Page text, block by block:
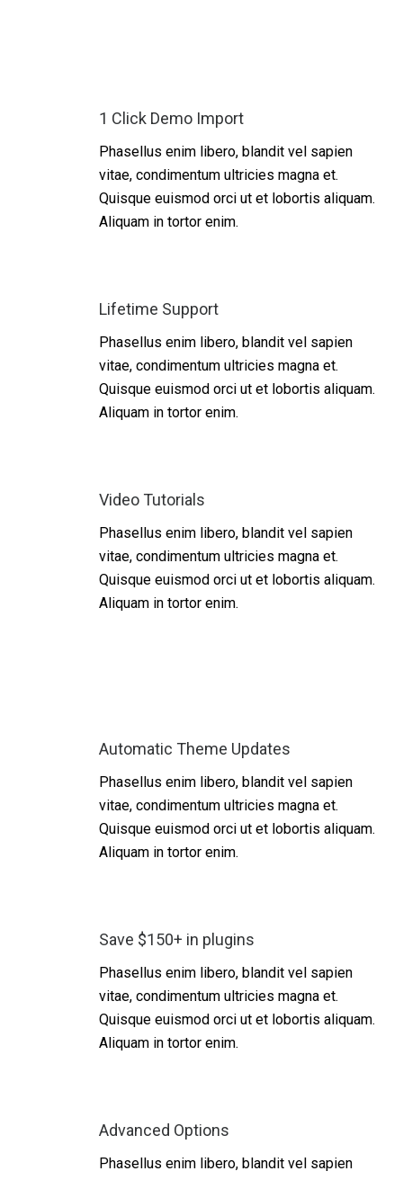
1 Click Demo Import
Phasellus enim libero, blandit vel sapien
vitae, condimentum ultricies magna et.
Quisque euismod orci ut et lobortis aliquam.
Aliquam in tortor enim.
Lifetime Support
Phasellus enim libero, blandit vel sapien
vitae, condimentum ultricies magna et.
Quisque euismod orci ut et lobortis aliquam.
Aliquam in tortor enim.
Video Tutorials
Phasellus enim libero, blandit vel sapien
vitae, condimentum ultricies magna et.
Quisque euismod orci ut et lobortis aliquam.
Aliquam in tortor enim.
Automatic Theme Updates
Phasellus enim libero, blandit vel sapien
vitae, condimentum ultricies magna et.
Quisque euismod orci ut et lobortis aliquam.
Aliquam in tortor enim.
Save $150+ in plugins
Phasellus enim libero, blandit vel sapien
vitae, condimentum ultricies magna et.
Quisque euismod orci ut et lobortis aliquam.
Aliquam in tortor enim.
Advanced Options
Phasellus enim libero, blandit vel sapien